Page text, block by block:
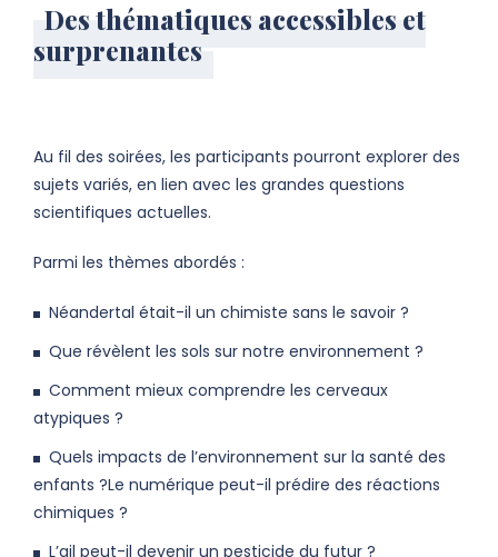
Des thématiques accessibles et
surprenantes
Au fil des soirées, les participants pourront explorer des
sujets variés, en lien avec les grandes questions
scientifiques actuelles.
Parmi les thèmes abordés :
Néandertal était-il un chimiste sans le savoir ?
Que révèlent les sols sur notre environnement ?
Comment mieux comprendre les cerveaux
atypiques ?
Quels impacts de l’environnement sur la santé des
enfants ?Le numérique peut-il prédire des réactions
chimiques ?
L’ail peut-il devenir un pesticide du futur ?